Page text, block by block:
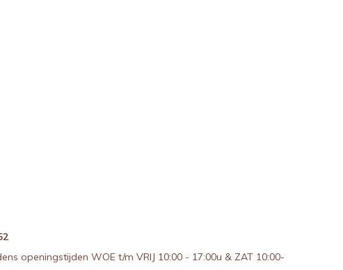
openingstijden WOE t/m VRIJ 10:00 - 17:00u & ZAT 10:00-